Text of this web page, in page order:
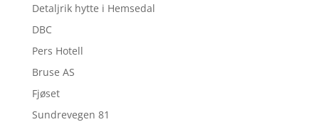
Detaljrik hytte i Hemsedal
DBC
Pers Hotell
Bruse AS
Fjøset
Sundrevegen 81